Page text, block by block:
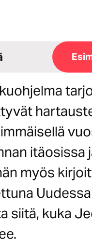
itäosissa
myös
siitä, kuka